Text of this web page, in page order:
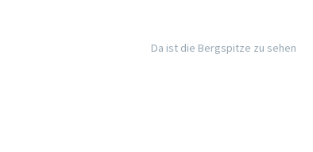
Da ist die Bergspitze zu sehen